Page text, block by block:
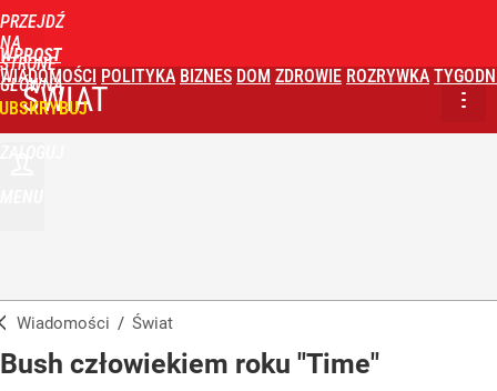
PRZEJDŹ
NA
STRONĘ
GŁÓWNĄ
WPROST
WIADOMOŚCI POLITYKA BIZNES DOM ZDROWIE ROZRYWKA
ŚWIAT
Wiadomości / Świat
Bush człowiekiem roku "Time"